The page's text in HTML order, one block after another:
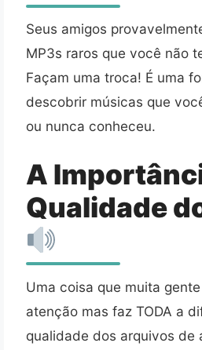
Seus amigos
MP3s raros que você não
Façam uma troca! É uma
descobrir músicas que
ou nunca conheceu.
A
Qualidade
Uma coisa que muita
atenção mas faz TODA a
qualidade dos arquivos de